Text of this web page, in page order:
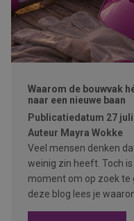
Waarom de bouwvak
naar een nieuwe baan
Publicatiedatum 27
Auteur Mayra Wokke
Veel mensen denken
weinig zin heeft. Toch
moment om op zoek te
deze blog lees je